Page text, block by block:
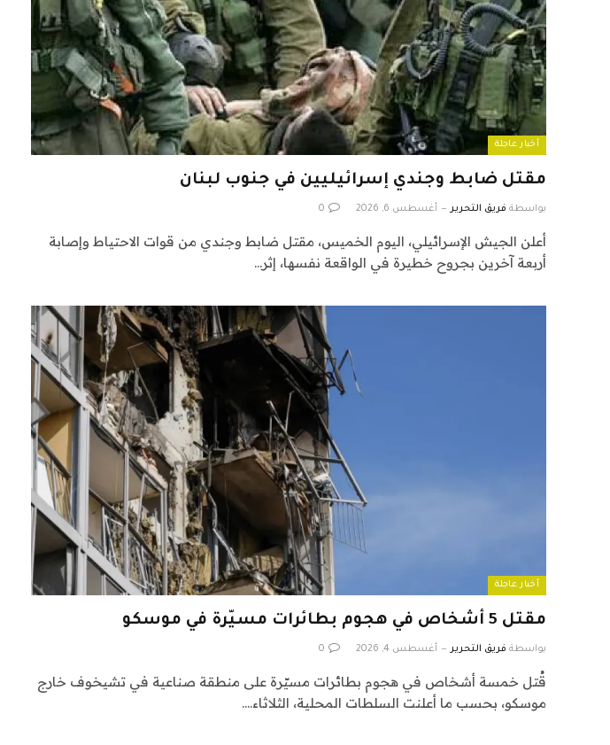
أخبار عاجلة
مقتل ضابط وجندي إسرائيليين في جنوب لبنان
بواسطة فريق التحرير أغسطس 6, 2026 0
أعلن الجيش الإسرائيلي، اليوم الخميس، مقتل ضابط وجندي من قوات الاحتياط ⁠وإصابة
‌أربعة ‌آخرين ​بجروح ‌خطيرة في الواقعة ‌نفسها، إثر…
أخبار عاجلة
مقتل 5 أشخاص في هجوم بطائرات مسيّرة في موسكو
بواسطة فريق التحرير أغسطس 4, 2026 0
قُتل خمسة أشخاص في هجوم بطائرات مسيّرة على منطقة صناعية في تشيخوف خارج
موسكو، بحسب ما أعلنت السلطات المحلية، الثلاثاء.…